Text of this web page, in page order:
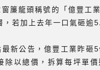
簾龍頭稱號的「億豐工
，若加上去年一口氣砸
新公告，億豐工業昨砸
除以總價，拆算每坪單